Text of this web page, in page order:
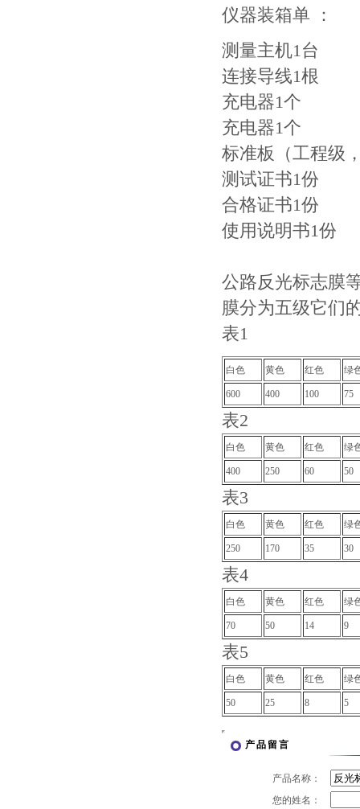
仪器装箱单 ：
测量主机1台
连接导线1根
充电器1个
充电器1个
标准板（工程级
测试证书1份
合格证书1份
使用说明书1份
公路反光标志膜
膜分为五级它们
表1
白色 黄色 红色 绿
600 400 100 75
表2
白色 黄色 红色 绿
400 250 60 50
表3
白色 黄色 红色 绿
250 170 35 30
表4
白色 黄色 红色 绿
70 50 14 9
表5
白色 黄色 红色 绿
50 25 8 5
产品留言
产品名称：
您的姓名：